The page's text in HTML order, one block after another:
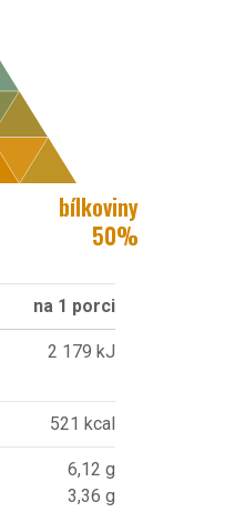
bílkoviny
50%
na 1 porci
2 179 kJ
521 kcal
6,12 g
3,36 g